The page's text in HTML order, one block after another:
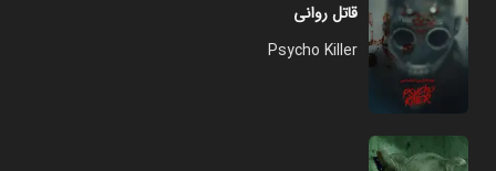
قاتل روانی
Psycho Killer